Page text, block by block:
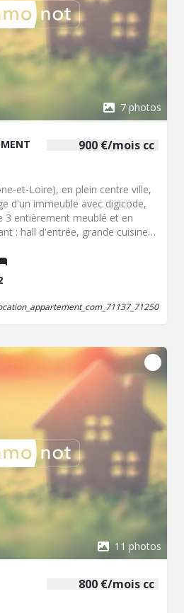
7 photos
900 €/mois cc
et-Loire), en plein centre ville,
d'un immeuble avec digicode,
3 entièrement meublé et en
: hall d'entrée, grande cuisine
mezzanine, salle d'eau avec WC.
Colocation étudiant possible.
(incluant eau, entretien
de garantie : 900.00 euros.
Pour plus de renseignements,
11 photos
800 €/mois cc